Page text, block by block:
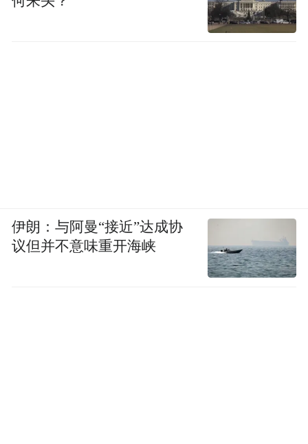
伊朗：与阿曼“接近”达成协
议但并不意味重开海峡